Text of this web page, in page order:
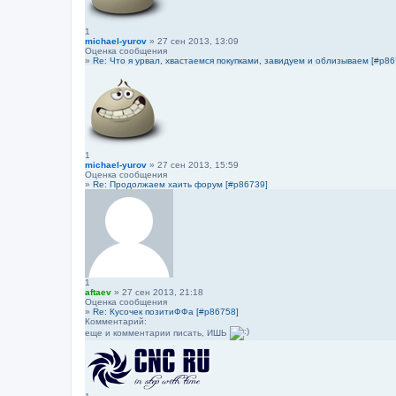
1
michael-yurov » 27 сен 2013, 13:09
Оценка сообщения
» Re: Что я урвал, хвастаемся покупками, завидуем и облизываем
1
michael-yurov » 27 сен 2013, 15:59
Оценка сообщения
» Re: Продолжаем хаить форум [#p86739]
1
aftaev » 27 сен 2013, 21:18
Оценка сообщения
» Re: Кусочек позитиФФа [#p86758]
Комментарий:
еще и комментарии писать, ИШЬ